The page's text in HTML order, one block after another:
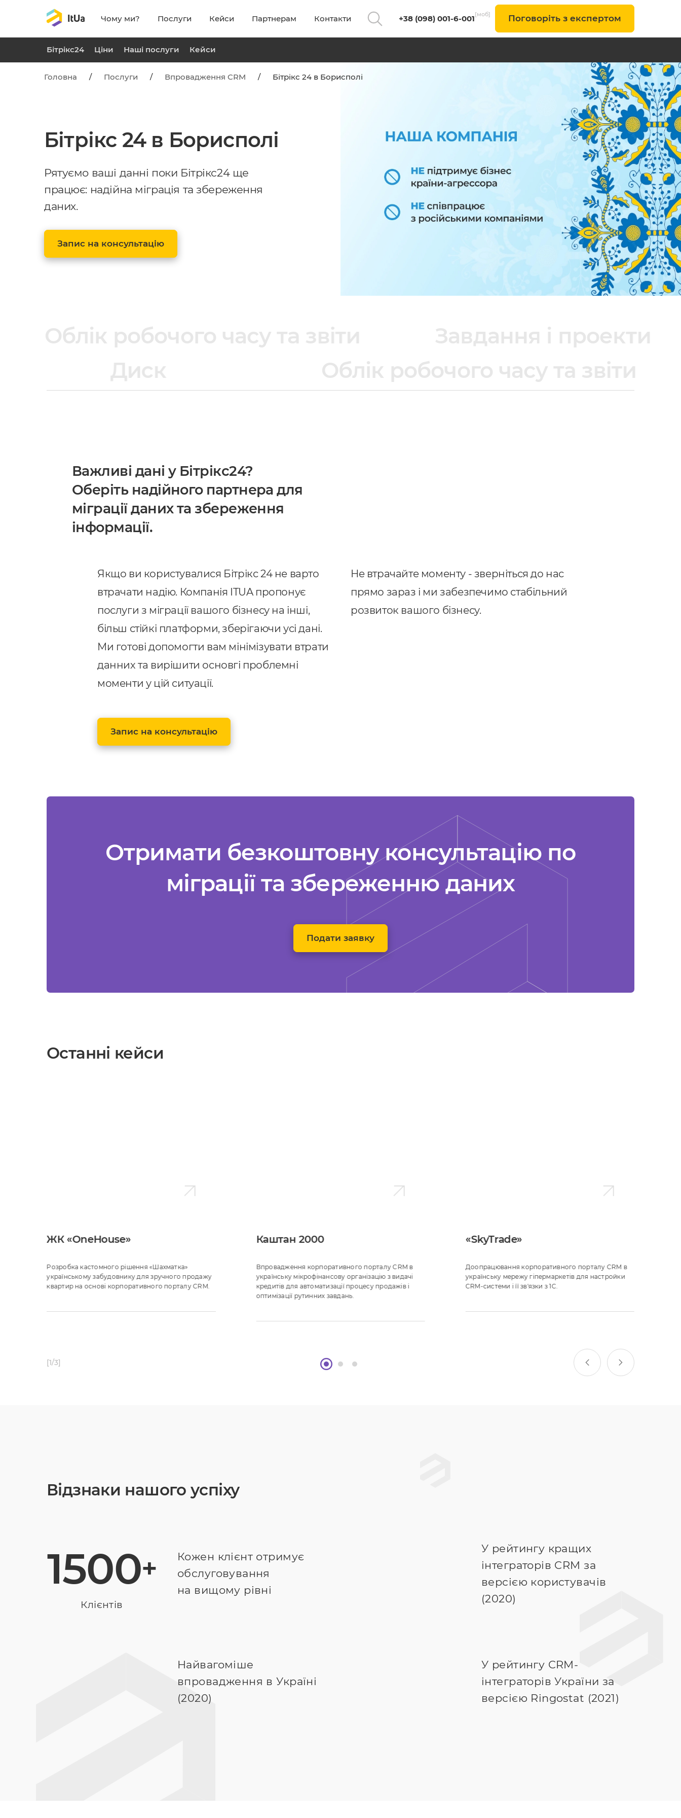
Чому ми? Послуги Кейси Партнерам Контакти +38 (098) 001-6-001[моб] Поговоріть з експертом
Бітрікс24 Ціни Наші послуги Кейси
Головна / Послуги / Впровадження CRM / Бітрікс 24 в Борисполі
Бітрікс 24 в Борисполі
Рятуємо ваші данні поки Бітрікс24 ще
працює: надійна міграція та збереження
даних.
Запис на консультацію
робочого часу та звіти
Завдання і проекти
Облік робочого часу та
Важливі дані у Бітрікс24?
Оберіть надійного партнера для
міграції даних та збереження
інформації.
Якщо ви користувалися Бітрікс 24 не варто
втрачати надію. Компанія ITUA пропонує
послуги з міграції вашого бізнесу на інші,
більш стійкі платформи, зберігаючи усі дані.
Ми готові допомогти вам мінімізувати втрати
данних та вирішити основгі проблемні
моменти у цій ситуації.
Не втрачайте моменту - зверніться до нас
прямо зараз і ми забезпечимо стабільний
розвиток вашого бізнесу.
Запис на консультацію
Отримати безкоштовну консультацію по
міграції та збереженню даних
Подати заявку
Останні кейси
ЖК «OneHouse»
Розробка кастомного рішення «Шахматка»
українському забудовнику для зручного продажу
квартир на основі корпоративного порталу CRM.
Каштан 2000
Впровадження корпоративного порталу CRM в
українську мікрофінансову організацію з видачі
кредитів для автоматизації процесу продажів і
оптимізації рутинних завдань.
«SkyTrade»
Доопрацювання корпоративного порталу CRM в
українську мережу гіпермаркетів для настройки
CRM-системи і її зв'язки з 1C.
[1/3]
Відзнаки нашого успіху
1500+
Клієнтів
Кожен клієнт отримує
обслуговування
на вищому рівні
У рейтингу кращих
інтеграторів CRM за
версією користувачів
(2020)
Найвагоміше
впровадження в Україні
(2020)
У рейтингу CRM-
інтеграторів України за
версією Ringostat (2021)